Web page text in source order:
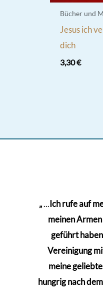
Bücher und
Jesus ich
dich
3,30€
„...Ich rufe auf
meinen
geführt
Vereinigung
meine
hungrig nach